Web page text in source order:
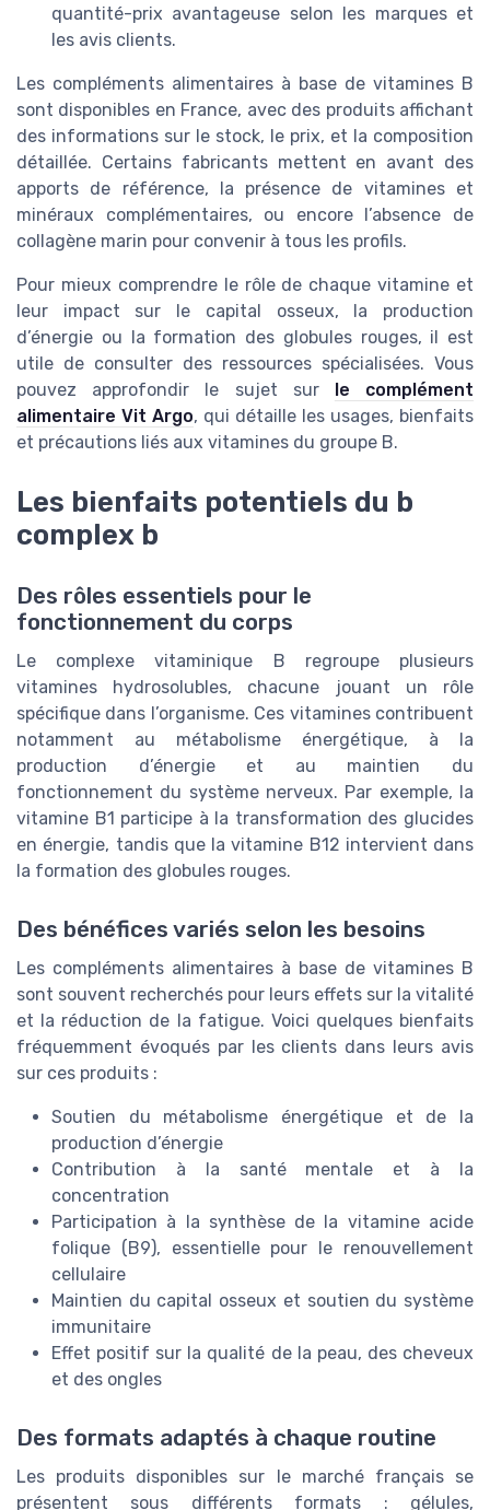
quantité-prix avantageuse selon les marques et
les avis clients.
Les compléments alimentaires à base de vitamines B
sont disponibles en France, avec des produits affichant
des informations sur le stock, le prix, et la composition
détaillée. Certains fabricants mettent en avant des
apports de référence, la présence de vitamines et
minéraux complémentaires, ou encore l’absence de
collagène marin pour convenir à tous les profils.
Pour mieux comprendre le rôle de chaque vitamine et
leur impact sur le capital osseux, la production
d’énergie ou la formation des globules rouges, il est
utile de consulter des ressources spécialisées. Vous
pouvez approfondir le sujet sur
le complément
alimentaire Vit Argo, qui détaille les usages, bienfaits
et précautions liés aux vitamines du groupe B.
Les bienfaits potentiels du b
complex b
Des rôles essentiels pour le
fonctionnement du corps
Le complexe vitaminique B regroupe plusieurs
vitamines hydrosolubles, chacune jouant un rôle
spécifique dans l’organisme. Ces vitamines contribuent
notamment au métabolisme énergétique, à la
production d’énergie et au maintien du
fonctionnement du système nerveux. Par exemple, la
vitamine B1 participe à la transformation des glucides
en énergie, tandis que la vitamine B12 intervient dans
la formation des globules rouges.
Des bénéfices variés selon les besoins
Les compléments alimentaires à base de vitamines B
sont souvent recherchés pour leurs effets sur la vitalité
et la réduction de la fatigue. Voici quelques bienfaits
fréquemment évoqués par les clients dans leurs avis
sur ces produits :
Soutien du métabolisme énergétique et de la
production d’énergie
Contribution à la santé mentale et à la
concentration
Participation à la synthèse de la vitamine acide
folique (B9), essentielle pour le renouvellement
cellulaire
Maintien du capital osseux et soutien du système
immunitaire
Effet positif sur la qualité de la peau, des cheveux
et des ongles
Des formats adaptés à chaque routine
Les produits disponibles sur le marché français se
présentent sous différents formats : gélules,